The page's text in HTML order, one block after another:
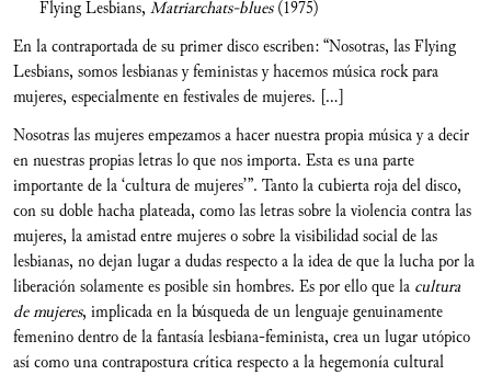
Flying Lesbians, Matriarchats-blues(1975)
En la contraportada de su primer disco escriben: “Nosotras, las Flying
Lesbians, somos lesbianas y feministas y hacemos música rock para
mujeres, especialmente en festivales de mujeres. […]
Nosotras las mujeres empezamos a hacer nuestra propia música y a decir
en nuestras propias letras lo que nos importa. Esta es una parte
importante de la ‘cultura de mujeres’”. Tanto la cubierta roja del disco,
con su doble hacha plateada, como las letras sobre la violencia contra las
mujeres, la amistad entre mujeres o sobre la visibilidad social de las
lesbianas, no dejan lugar a dudas respecto a la idea de que la lucha por la
liberación solamente es posible sin hombres. Es por ello que la cultura
de mujeres, implicada en la búsqueda de un lenguaje genuinamente
femenino dentro de la fantasía lesbiana-feminista, crea un lugar utópico
así como una contrapostura crítica respecto a la hegemonía cultural